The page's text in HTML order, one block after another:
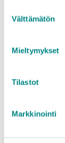
valinta
Välttämätön
Mieltymykset
Tilastot
Markkinointi
komposteras
Även
vedväxter